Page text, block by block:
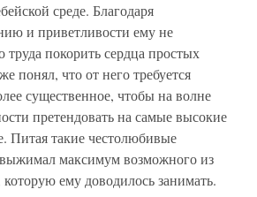
среде. Благодаря
и приветливости ему не
труда покорить сердца простых
понял, что от него требуется
существенное, чтобы на волне
претендовать на самые высокие
Питая такие честолюбивые
максимум возможного из
ему доводилось занимать.